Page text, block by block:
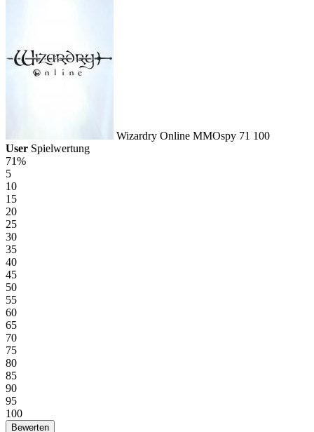
Wizardry Online MMOspy 71 100
User Spielwertung
71%
5
10
15
20
25
30
35
40
45
50
55
60
65
70
75
80
85
90
95
100